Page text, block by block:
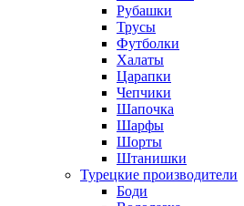
Рубашки
Трусы
Футболки
Халаты
Царапки
Чепчики
Шапочка
Шарфы
Шорты
Штанишки
Турецкие производители
Боди